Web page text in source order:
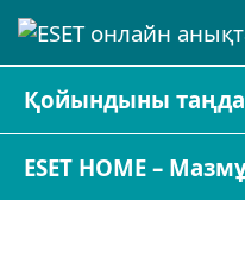
Қойындыны
ESET HOME –